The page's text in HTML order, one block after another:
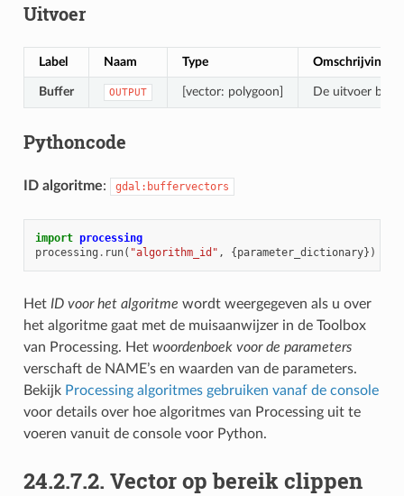
Uitvoer
Label Naam Type Omschrijving
Buffer OUTPUT [vector: polygoon] De uitvoer
Pythoncode
ID algoritme: gdal:buffervectors
import processing
processing . run( "algorithm_id" , {parameter_dictionary})
Het ID voor het algoritme wordt weergegeven als u over
het algoritme gaat met de muisaanwijzer in de Toolbox
van Processing. Het woordenboek voor de parameters
verschaft de NAME’s en waarden van de parameters.
Bekijk Processing algoritmes gebruiken vanaf de console
voor details over hoe algoritmes van Processing uit te
voeren vanuit de console voor Python.
24.2.7.2. Vector op bereik clippen